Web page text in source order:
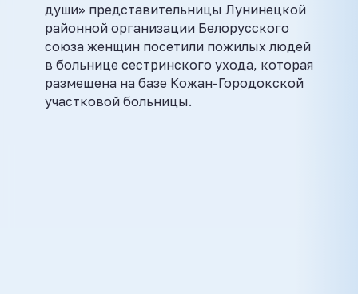
души» представительницы Лунинецкой
районной организации Белорусского
союза женщин посетили пожилых людей
в больнице сестринского ухода, которая
размещена на базе Кожан-Городокской
участковой больницы.